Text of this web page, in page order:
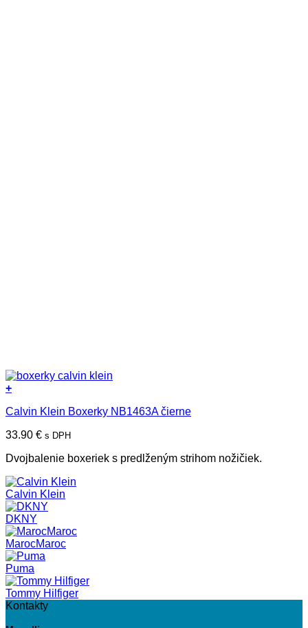
+
produkt
viacero
Možnosti
si
môžete
vybrať
na
stránke
produktu.
Calvin Klein Boxerky NB1463A čierne
33.90 € s DPH
Dvojbalenie boxeriek s predlženým strihom nožičiek.
Calvin Klein
DKNY
MarocMaroc
Puma
Tommy Hilfiger
Kontakty